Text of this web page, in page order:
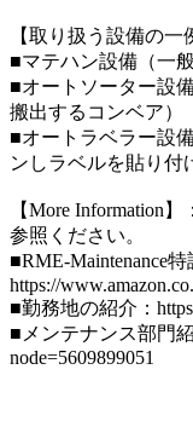
【取り扱う設備の一
■マテハン設備（一
■オートソーター設
搬出するコンベア）
■オートラベラー設
ンしラベルを貼り付
【More Information
参照ください。
■RME-Maintenance特
https://
■勤務地の紹介：
■メンテナンス部門紹
node=5609899051